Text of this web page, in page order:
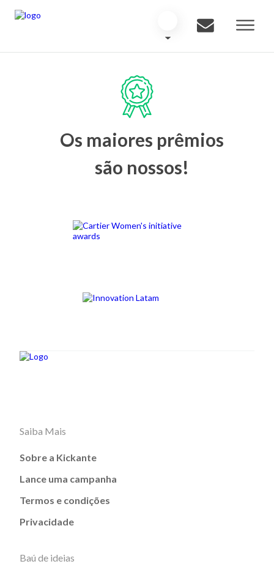
Os maiores prêmios
são nossos!
Saiba Mais
Sobre a Kickante
Lance uma campanha
Termos e condições
Privacidade
Baú de ideias